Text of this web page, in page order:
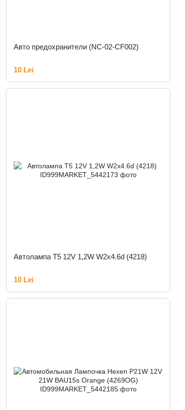
Авто предохранители (NC-02-CF002)
10 Lei
Автолампа T5 12V 1,2W W2x4.6d (4218)
10 Lei